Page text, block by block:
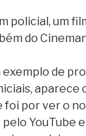
policial, um
do
de
aparece
foi por ver o
YouTube